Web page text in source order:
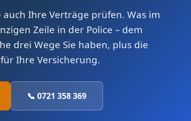
Ihre Verträge prüfen. Was im
Zeile in der Police – dem
drei Wege Sie haben, plus die
Ihre Versicherung.
📞 0721 358 369